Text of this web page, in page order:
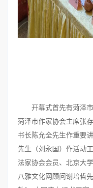
开幕式首先有菏泽市
菏泽市作家协会主席张
书长陈允全先生作重要
先生（刘永国）作活动
法家协会会员、北京大
八雅文化网顾问谢培哲